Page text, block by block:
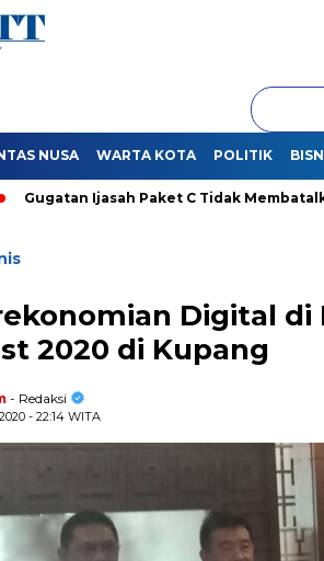
NUSA WARTA KOTA POLITIK
Ijasah Paket C Tidak Membatalkan
Digital di
2020 di Kupang
- Redaksi
- 22:14 WITA